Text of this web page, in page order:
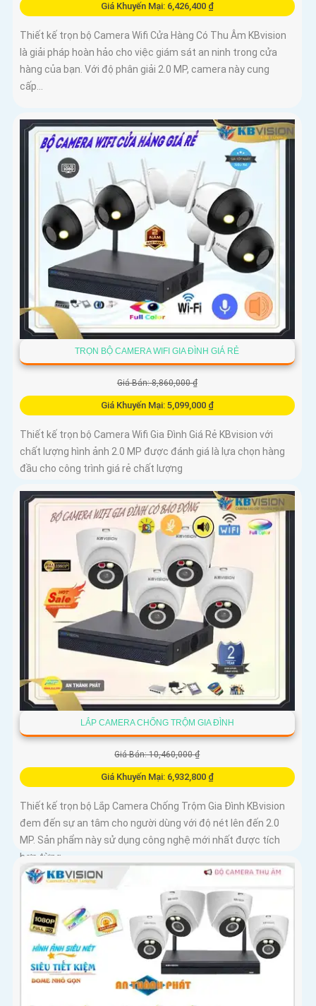
Giá Khuyến Mại: 6,426,400 ₫
Thiết kế trọn bộ Camera Wifi Cửa Hàng Có Thu Âm KBvision
là giải pháp hoàn hảo cho việc giám sát an ninh trong cửa
hàng của bạn. Với độ phân giải 2.0 MP, camera này cung
cấp...
TRỌN BỘ CAMERA WIFI GIA ĐÌNH GIÁ RẺ
Giá Bán: 8,860,000 ₫
Giá Khuyến Mại: 5,099,000 ₫
Thiết kế trọn bộ Camera Wifi Gia Đình Giá Rẻ KBvision với
chất lượng hình ảnh 2.0 MP được đánh giá là lựa chọn hàng
đầu cho công trình giá rẻ chất lượng
LẮP CAMERA CHỐNG TRỘM GIA ĐÌNH
Giá Bán: 10,460,000 ₫
Giá Khuyến Mại: 6,932,800 ₫
Thiết kế trọn bộ Lắp Camera Chống Trộm Gia Đình KBvision
đem đến sự an tâm cho người dùng với độ nét lên đến 2.0
MP. Sản phẩm này sử dụng công nghệ mới nhất được tích
hợp từng...